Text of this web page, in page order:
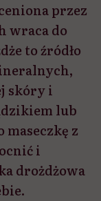
przez
wraca do
to źródło
skóry i
lub
maseczkę z
i
drożdżowa